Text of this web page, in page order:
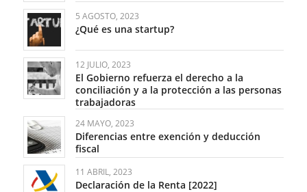
5 AGOSTO, 2023
¿Qué es una startup?
12 JULIO, 2023
El Gobierno refuerza el derecho a la
conciliación y a la protección a las personas
trabajadoras
24 MAYO, 2023
Diferencias entre exención y deducción
fiscal
11 ABRIL, 2023
Declaración de la Renta [2022]